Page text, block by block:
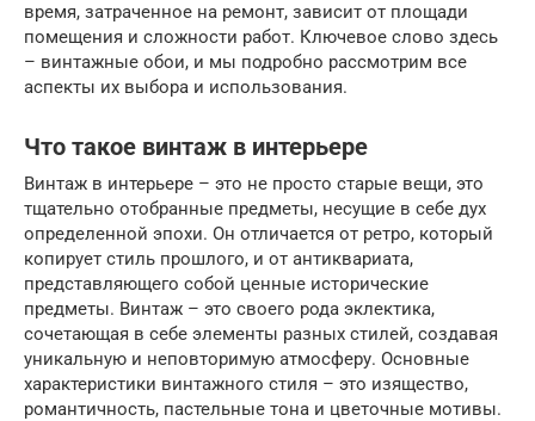
время, затраченное на ремонт, зависит от площади
помещения и сложности работ. Ключевое слово здесь
– винтажные обои, и мы подробно рассмотрим все
аспекты их выбора и использования.
Что такое винтаж в интерьере
Винтаж в интерьере – это не просто старые вещи, это
тщательно отобранные предметы, несущие в себе дух
определенной эпохи. Он отличается от ретро, который
копирует стиль прошлого, и от антиквариата,
представляющего собой ценные исторические
предметы. Винтаж – это своего рода эклектика,
сочетающая в себе элементы разных стилей, создавая
уникальную и неповторимую атмосферу. Основные
характеристики винтажного стиля – это изящество,
романтичность, пастельные тона и цветочные мотивы.